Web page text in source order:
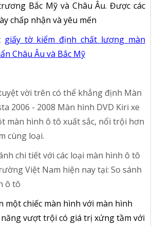
Bắc Mỹ và Châu Âu. Được các
chấp nhận và yêu mến
giấy tờ kiểm định chất lượng màn
Châu Âu và Bắc Mỹ
vời trên có thể khẳng định Màn
2006 - 2008 Màn hình DVD Kiri xe
màn hình ô tô xuất sắc, nổi trội hơn
cùng loại.
chi tiết với các loại màn hình ô tô
Việt Nam hiện nay tại: So sánh
ô tô
một chiếc màn hình với màn hình
vượt trội có giá trị xứng tầm với